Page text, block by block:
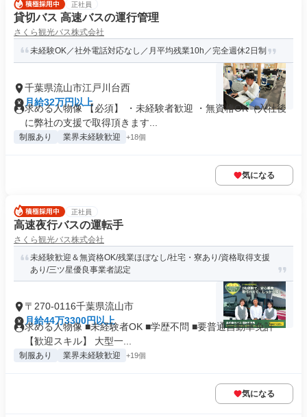
正社員
貸切バス 高速バスの運行管理
さくら観光バス株式会社
未経験OK／社外電話対応なし／月平均残業10h／完全週休2日制
千葉県流山市江戸川台西
月給32万円以上
求める人物像 【必須】 ・未経験者歓迎 ・無資格OK（入社後
に弊社の支援で取得頂きます...
制服あり 業界未経験歓迎 +18個
気になる
正社員
高速夜行バスの運転手
さくら観光バス株式会社
未経験歓迎＆無資格OK/残業ほぼなし/社宅・寮あり/資格取得支援
あり/三ツ星優良事業者認定
〒270-0116千葉県流山市
月給44万3300円以上
求める人物像 ■未経験者OK ■学歴不問 ■要普通自動車免許
【歓迎スキル】 大型一...
制服あり 業界未経験歓迎 +19個
気になる